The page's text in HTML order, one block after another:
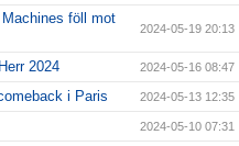
föll mot
2024-05-19 20:13
2024 2024-05-16 08:47
i Paris 2024-05-13 12:35
2024-05-10 07:31